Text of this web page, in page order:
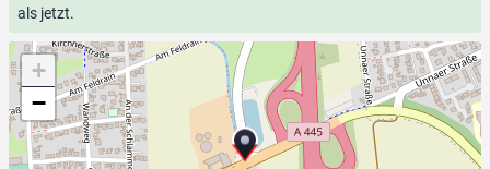
als jetzt.
+
−